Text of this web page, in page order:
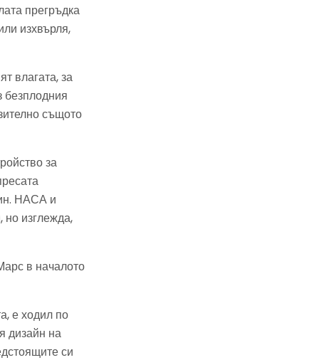
прегръдка
изхвърля,
влагата, за
безплодния
същото
за
НАСА и
изглежда,
в началото
е ходил по
дизайн на
си